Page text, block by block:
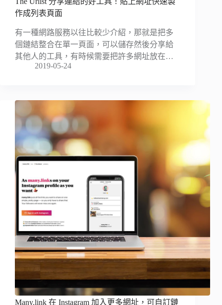
作成列表頁面
有一種網路服務以往比較少介紹，那就是把多
個鏈結整合在單一頁面，可以儲存然後分享給
其他人的工具，有時候需要把許多網址放在…
2019-05-24
Many.link 在 Instagram 加入更多網址，可自訂鏈